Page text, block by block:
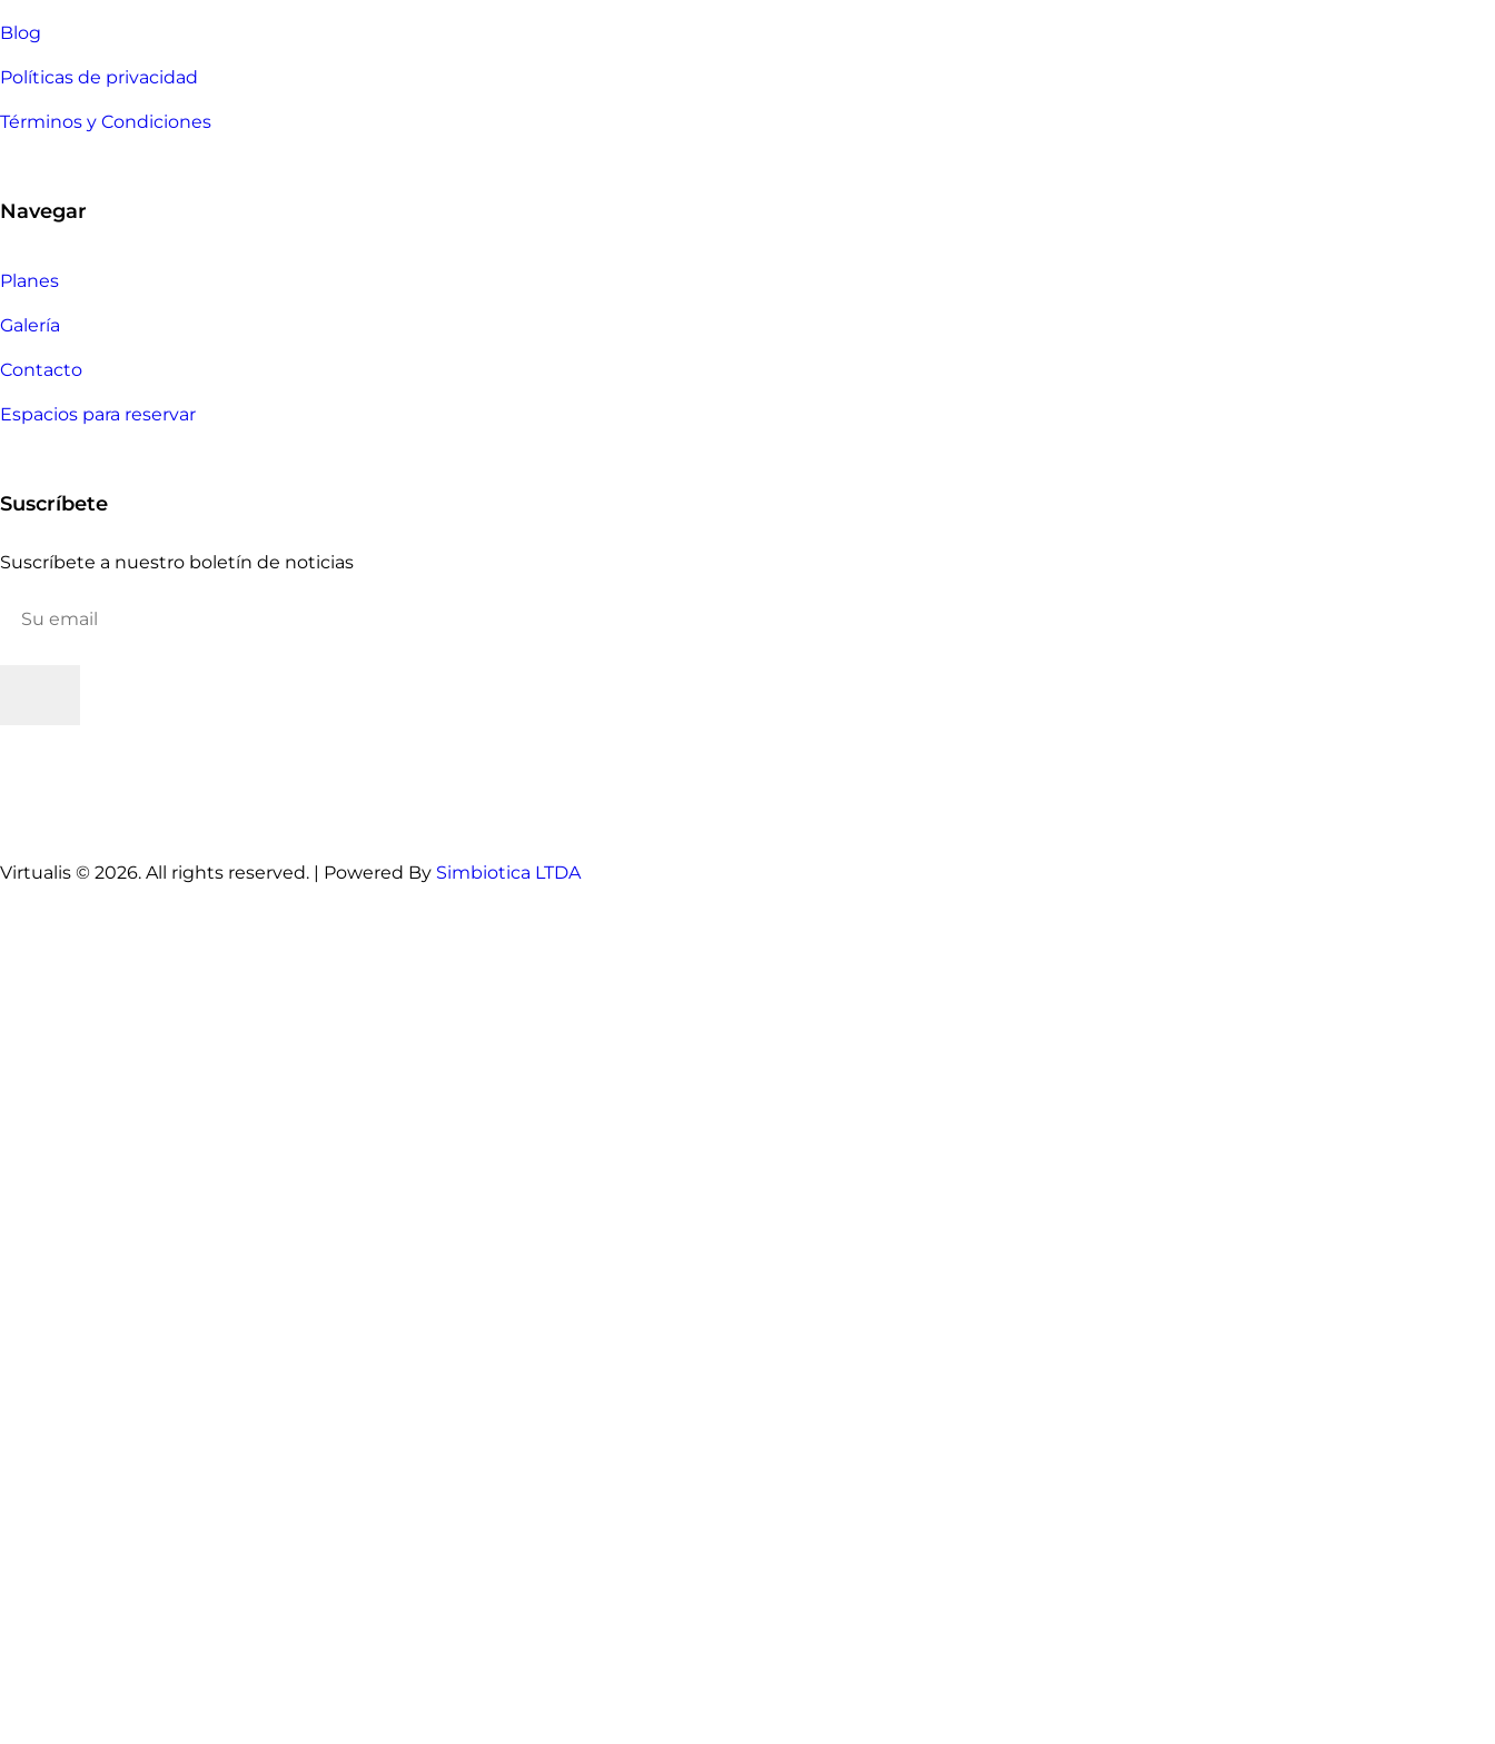
Blog
Políticas de privacidad
Términos y Condiciones
Navegar
Planes
Galería
Contacto
Espacios para reservar
Suscríbete
Suscríbete a nuestro boletín de noticias
Virtualis © 2026. All rights reserved. | Powered By Simbiotica LTDA